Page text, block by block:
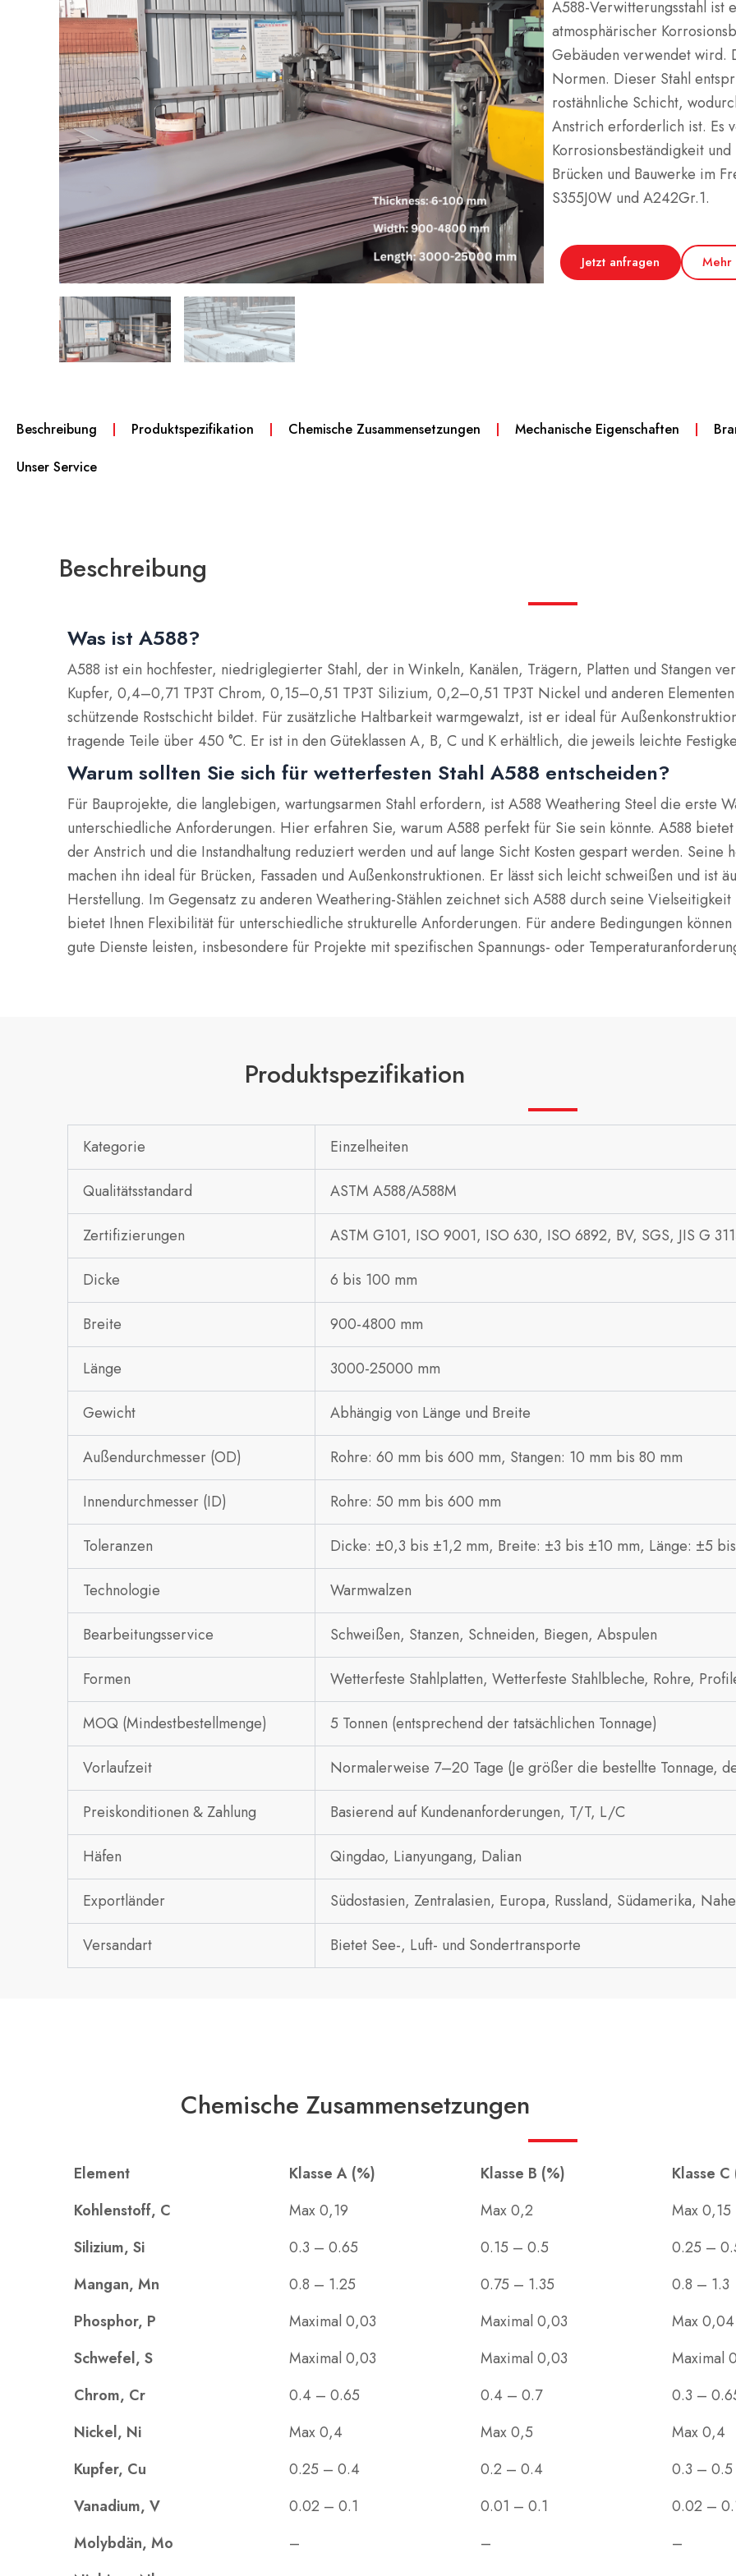
A588-Verwitterungsstahl
atmosphärischer
Gebäuden verwendet wird.
Normen. Dieser Stahl
rostähnliche Schicht,
Anstrich erforderlich ist. Es
Korrosionsbeständigkeit
Brücken und Bauwerke im
S355J0W und A242Gr.1.
Jetzt anfragen Mehr
Beschreibung Produktspezifikation Chemische Zusammensetzungen Mechanische Eigenschaften
Unser Service
Beschreibung
Was ist A588?
A588 ist ein hochfester, niedriglegierter Stahl, der in Winkeln, Kanälen, Trägern, Platten und Stangen
Kupfer, 0,4–0,71 TP3T Chrom, 0,15–0,51 TP3T Silizium, 0,2–0,51 TP3T Nickel und anderen
schützende Rostschicht bildet. Für zusätzliche Haltbarkeit warmgewalzt, ist er ideal für
tragende Teile über 450 °C. Er ist in den Güteklassen A, B, C und K erhältlich, die jeweils leichte
Warum sollten Sie sich für wetterfesten Stahl A588 entscheiden?
Für Bauprojekte, die langlebigen, wartungsarmen Stahl erfordern, ist A588 Weathering Steel die erste
unterschiedliche Anforderungen. Hier erfahren Sie, warum A588 perfekt für Sie sein könnte. A588
der Anstrich und die Instandhaltung reduziert werden und auf lange Sicht Kosten gespart werden. Seine
machen ihn ideal für Brücken, Fassaden und Außenkonstruktionen. Er lässt sich leicht schweißen und
Herstellung. Im Gegensatz zu anderen Weathering-Stählen zeichnet sich A588 durch seine
bietet Ihnen Flexibilität für unterschiedliche strukturelle Anforderungen. Für andere Bedingungen
gute Dienste leisten, insbesondere für Projekte mit spezifischen Spannungs- oder
Produktspezifikation
Kategorie Einzelheiten
Qualitätsstandard ASTM A588/A588M
Zertifizierungen ASTM G101, ISO 9001, ISO 630, ISO 6892, BV, SGS, JIS G
Dicke 6 bis 100 mm
Breite 900-4800 mm
Länge 3000-25000 mm
Gewicht Abhängig von Länge und Breite
Außendurchmesser (OD) Rohre: 60 mm bis 600 mm, Stangen: 10 mm bis 80 mm
Innendurchmesser (ID) Rohre: 50 mm bis 600 mm​
Toleranzen Dicke: ±0,3 bis ±1,2 mm, Breite: ±3 bis ±10 mm, Länge: ±5
Technologie Warmwalzen
Bearbeitungsservice Schweißen, Stanzen, Schneiden, Biegen, Abspulen
Formen Wetterfeste Stahlplatten, Wetterfeste Stahlbleche, Rohre,
MOQ (Mindestbestellmenge) 5 Tonnen (entsprechend der tatsächlichen Tonnage)
Vorlaufzeit Normalerweise 7–20 Tage (Je größer die bestellte Tonnage,
Preiskonditionen & Zahlung Basierend auf Kundenanforderungen, T/T, L/C
Häfen Qingdao, Lianyungang, Dalian
Exportländer Südostasien, Zentralasien, Europa, Russland, Südamerika,
Versandart Bietet See-, Luft- und Sondertransporte
Chemische Zusammensetzungen
Element Klasse A (%) Klasse B (%)
Klasse C
Kohlenstoff, C
Max 0,19 Max 0,2
Max 0,15
Silizium, Si
0.3 – 0.65 0.15 – 0.5
0.25 –
Mangan, Mn
0.8 – 1.25 0.75 – 1.35
0.8 – 1.3
Phosphor, P
Maximal 0,03 Maximal 0,03
Max 0,04
Schwefel, S
Maximal 0,03 Maximal 0,03
Maximal
Chrom, Cr
0.4 – 0.65 0.4 – 0.7
0.3 –
Nickel, Ni
Max 0,4 Max 0,5
Max 0,4
Kupfer, Cu
0.25 – 0.4 0.2 – 0.4
0.3 – 0.5
Vanadium, V
0.02 – 0.1 0.01 – 0.1
0.02 –
Molybdän, Mo
– –
–